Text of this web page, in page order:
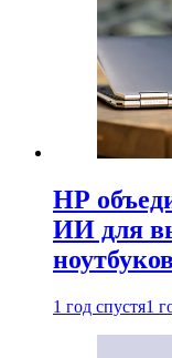
HP
ИИ для
1 год спустя1